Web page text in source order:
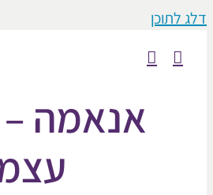
אנאמה –
עצמית